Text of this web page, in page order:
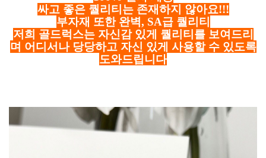
싸고 좋은 퀄리티는 존재하지 않아요!!!
부자재 또한 완벽, SA급 퀄리티
저희 골드럭스는 자신감 있게 퀄리티를 보여드리
며 어디서나 당당하고 자신 있게 사용할 수 있도록
도와드립니다